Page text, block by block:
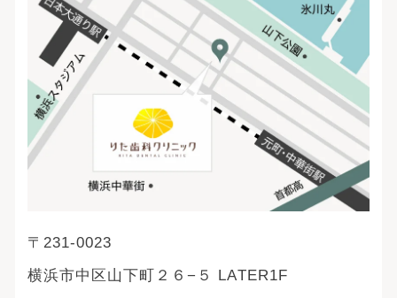
〒231-0023
横浜市中区山下町２６−５ LATER1F